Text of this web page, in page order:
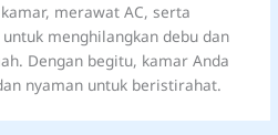
merawat AC, serta
menghilangkan debu dan
Dengan begitu, kamar Anda
nyaman untuk beristirahat.